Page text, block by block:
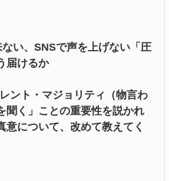
い、SNSで声を上げない「圧
届けるか
ント・マジョリティ（物言わ
聞く」ことの重要性を説かれ
意について、改めて教えてく